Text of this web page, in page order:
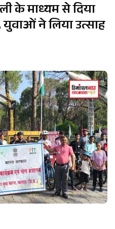
के माध्यम से दिया
ने लिया उत्साह